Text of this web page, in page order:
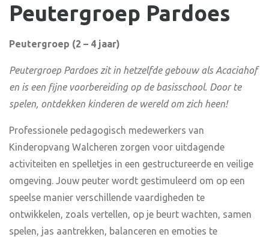
Peutergroep Pardoes
Peutergroep (2 – 4 jaar)
Peutergroep Pardoes zit in hetzelfde gebouw als Acaciahof
en is een fijne voorbereiding op de basisschool. Door te
spelen, ontdekken kinderen de wereld om zich heen!
Professionele pedagogisch medewerkers van
Kinderopvang Walcheren zorgen voor uitdagende
activiteiten en spelletjes in een gestructureerde en veilige
omgeving. Jouw peuter wordt gestimuleerd om op een
speelse manier verschillende vaardigheden te
ontwikkelen, zoals vertellen, op je beurt wachten, samen
spelen, jas aantrekken, balanceren en emoties te